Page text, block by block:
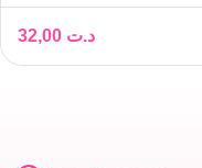
,APPAREIL GRATUIT
د.ت